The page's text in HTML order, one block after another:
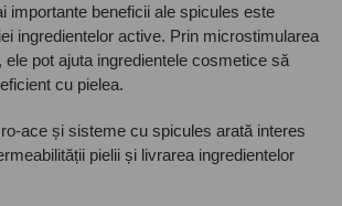
importante beneficii ale spicules este
ingredientelor active. Prin microstimularea
ele pot ajuta ingredientele cosmetice să
cu pielea.
ace și sisteme cu spicules arată interes
pielii și livrarea ingredientelor